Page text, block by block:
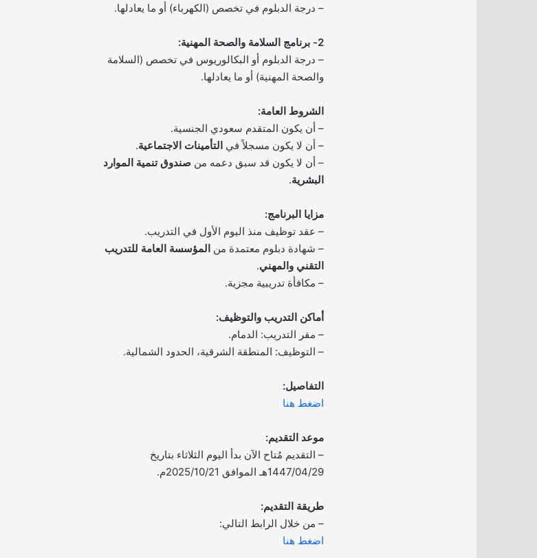
– درجة الدبلوم في تخصص (الكهرباء) أو ما يعادلها.
2- برنامج السلامة والصحة المهنية:
– درجة الدبلوم أو البكالوريوس في تخصص (السلامة
والصحة المهنية) أو ما يعادلها.
الشروط العامة:
– أن يكون المتقدم سعودي الجنسية.
– أن لا يكون مسجلاً في التأمينات الاجتماعية.
– أن لا يكون قد سبق دعمه من صندوق تنمية الموارد
البشرية.
مزايا البرنامج:
– عقد توظيف منذ اليوم الأول في التدريب.
– شهادة دبلوم معتمدة من المؤسسة العامة للتدريب
التقني والمهني.
– مكافأة تدريبية مجزية.
أماكن التدريب والتوظيف:
– مقر التدريب: الدمام.
– التوظيف: المنطقة الشرقية، الحدود الشمالية.
التفاصيل:
اضغط هنا
موعد التقديم:
– التقديم مُتاح الآن بدأ اليوم الثلاثاء بتاريخ
1447/04/29هـ الموافق 2025/10/21م.
طريقة التقديم:
– من خلال الرابط التالي:
اضغط هنا